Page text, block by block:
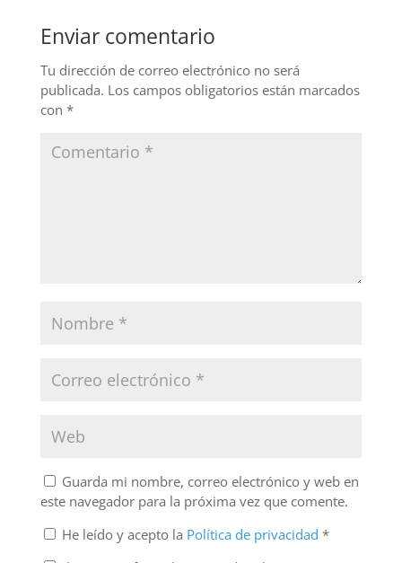
b
o
o
k
n
Enviar comentario
Tu dirección de correo electrónico no será
publicada. Los campos obligatorios están marcados
con *
Guarda mi nombre, correo electrónico y web en
este navegador para la próxima vez que comente.
He leído y acepto la Política de privacidad *